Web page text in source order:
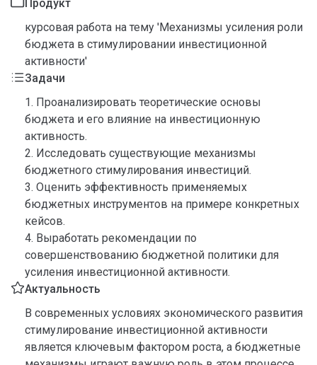
Продукт
курсовая работа на тему 'Механизмы усиления роли
бюджета в стимулировании инвестиционной
активности'
Задачи
1. Проанализировать теоретические основы
бюджета и его влияние на инвестиционную
активность.
2. Исследовать существующие механизмы
бюджетного стимулирования инвестиций.
3. Оценить эффективность применяемых
бюджетных инструментов на примере конкретных
кейсов.
4. Выработать рекомендации по
совершенствованию бюджетной политики для
усиления инвестиционной активности.
Актуальность
В современных условиях экономического развития
стимулирование инвестиционной активности
является ключевым фактором роста, а бюджетные